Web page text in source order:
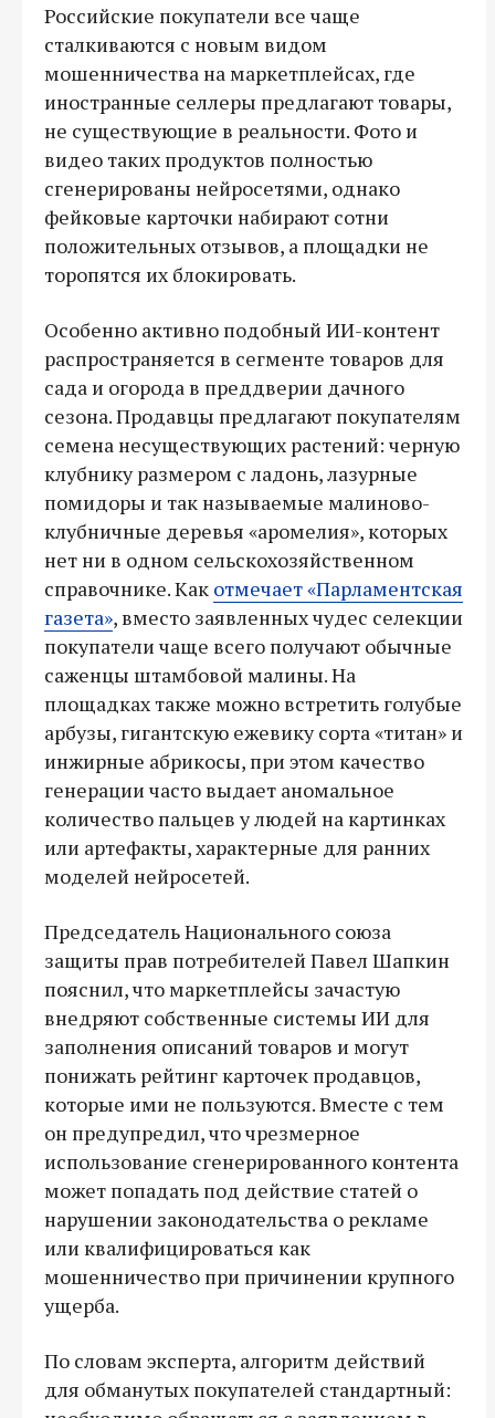
Российские покупатели все чаще
сталкиваются с новым видом
мошенничества на маркетплейсах, где
иностранные селлеры предлагают товары,
не существующие в реальности. Фото и
видео таких продуктов полностью
сгенерированы нейросетями, однако
фейковые карточки набирают сотни
положительных отзывов, а площадки не
торопятся их блокировать.
Особенно активно подобный ИИ-контент
распространяется в сегменте товаров для
сада и огорода в преддверии дачного
сезона. Продавцы предлагают покупателям
семена несуществующих растений: черную
клубнику размером с ладонь, лазурные
помидоры и так называемые малиново-
клубничные деревья «аромелия», которых
нет ни в одном сельскохозяйственном
справочнике. Как отмечает «Парламентская
газета», вместо заявленных чудес селекции
покупатели чаще всего получают обычные
саженцы штамбовой малины. На
площадках также можно встретить голубые
арбузы, гигантскую ежевику сорта «титан» и
инжирные абрикосы, при этом качество
генерации часто выдает аномальное
количество пальцев у людей на картинках
или артефакты, характерные для ранних
моделей нейросетей.
Председатель Национального союза
защиты прав потребителей Павел Шапкин
пояснил, что маркетплейсы зачастую
внедряют собственные системы ИИ для
заполнения описаний товаров и могут
понижать рейтинг карточек продавцов,
которые ими не пользуются. Вместе с тем
он предупредил, что чрезмерное
использование сгенерированного контента
может попадать под действие статей о
нарушении законодательства о рекламе
или квалифицироваться как
мошенничество при причинении крупного
ущерба.
По словам эксперта, алгоритм действий
для обманутых покупателей стандартный: